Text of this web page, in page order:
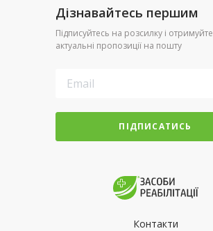
Дізнавайтесь першим
Підписуйтесь на розсилку і отримуйте
актуальні пропозиції на пошту
ПІДПИСАТИСЬ
Контакти